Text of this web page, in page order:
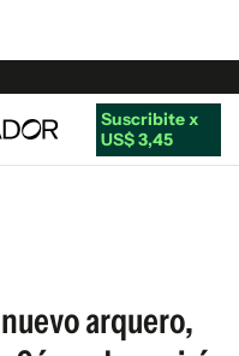
Suscribite x
US$ 3,45
arquero,